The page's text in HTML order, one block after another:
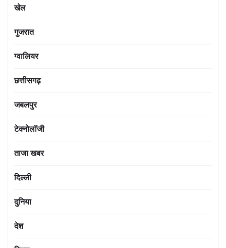
खेल
गुजरात
ग्वालियर
छत्तीसगढ़
जबलपुर
टेक्नोलॉजी
ताजा खबर
दिल्ली
दुनिया
देश